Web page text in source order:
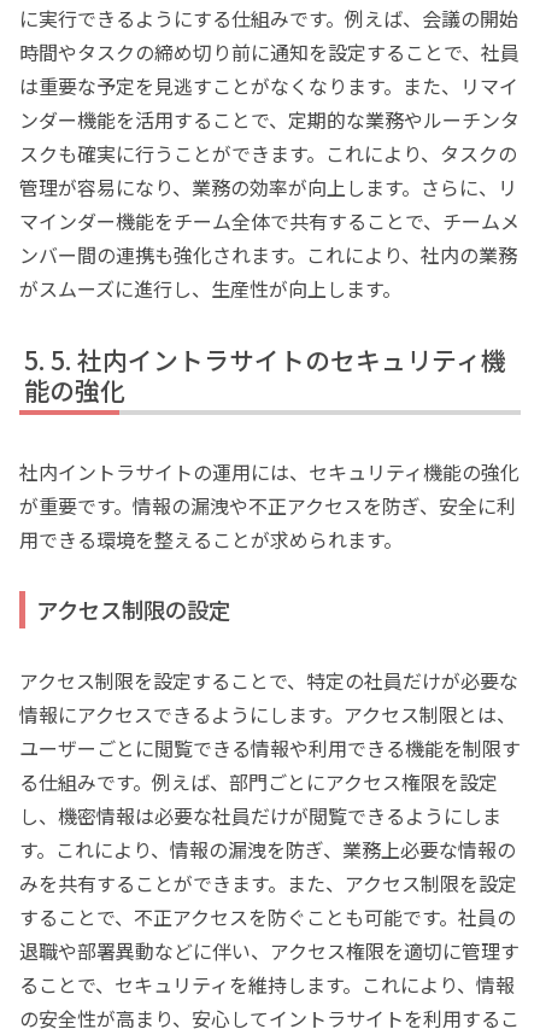
に実行できるようにする仕組みです。例えば、会議の開始
時間やタスクの締め切り前に通知を設定することで、社員
は重要な予定を見逃すことがなくなります。また、リマイ
ンダー機能を活用することで、定期的な業務やルーチンタ
スクも確実に行うことができます。これにより、タスクの
管理が容易になり、業務の効率が向上します。さらに、リ
マインダー機能をチーム全体で共有することで、チームメ
ンバー間の連携も強化されます。これにより、社内の業務
がスムーズに進行し、生産性が向上します。
5. 社内イントラサイトのセキュリティ機
能の強化
社内イントラサイトの運用には、セキュリティ機能の強化
が重要です。情報の漏洩や不正アクセスを防ぎ、安全に利
用できる環境を整えることが求められます。
アクセス制限の設定
アクセス制限を設定することで、特定の社員だけが必要な
情報にアクセスできるようにします。アクセス制限とは、
ユーザーごとに閲覧できる情報や利用できる機能を制限す
る仕組みです。例えば、部門ごとにアクセス権限を設定
し、機密情報は必要な社員だけが閲覧できるようにしま
す。これにより、情報の漏洩を防ぎ、業務上必要な情報の
みを共有することができます。また、アクセス制限を設定
することで、不正アクセスを防ぐことも可能です。社員の
退職や部署異動などに伴い、アクセス権限を適切に管理す
ることで、セキュリティを維持します。これにより、情報
の安全性が高まり、安心してイントラサイトを利用するこ